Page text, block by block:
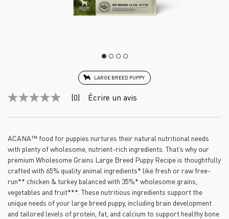
LARGE BREED PUPPY
Aucune
pour
produit
Lien
vers
la
même
page.
(0) Écrire un avis
ACANA™ food for puppies nurtures their natural nutritional needs
with plenty of wholesome, nutrient-rich ingredients. That’s why our
premium Wholesome Grains Large Breed Puppy Recipe is thoughtfully
crafted with 65% quality animal ingredients* like fresh or raw free-
run** chicken & turkey balanced with 35%* wholesome grains,
vegetables and fruit***. These nutritious ingredients support the
unique needs of your large breed puppy, including brain development
and tailored levels of protein, fat, and calcium to support healthy bone